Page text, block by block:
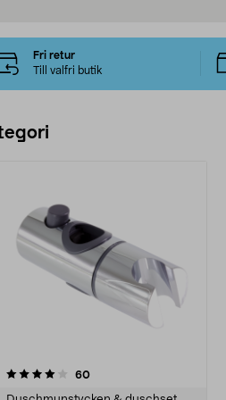
Fri retur
Till valfri butik
60recensioner
4.5 av 5 stjärnor